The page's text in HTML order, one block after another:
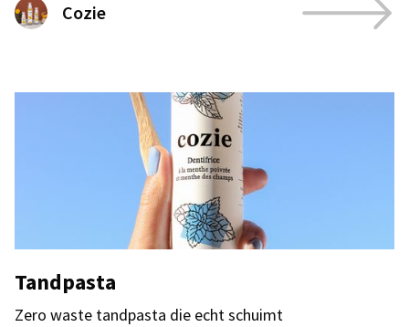
Cozie
Tandpasta
Zero waste tandpasta die echt schuimt